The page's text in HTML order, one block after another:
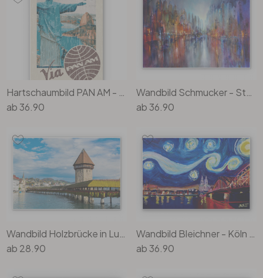
Büro
Eingangsbereich
ab36.90
ab36.90
ab 28.90
ab36.90